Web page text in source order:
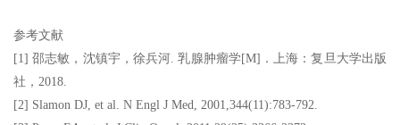
参考文献
[1] 邵志敏，沈镇宇，徐兵河. 乳腺肿瘤学[M]．上海：复旦大学出版
社，2018.
[2] Slamon DJ, et al. N Engl J Med, 2001,344(11):783-792.